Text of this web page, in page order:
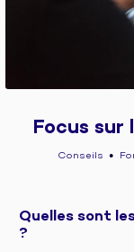
Focus sur
Conseils ●
Quelles sont
?